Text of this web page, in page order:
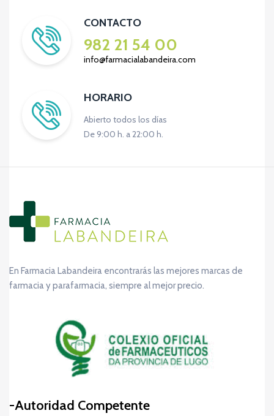
CONTACTO
982 21 54 00
info@farmacialabandeira.com
HORARIO
Abierto todos los días
De 9:00 h. a 22:00 h.
En Farmacia Labandeira encontrarás las mejores marcas de
farmacia y parafarmacia, siempre al mejor precio.
Autoridad Competente